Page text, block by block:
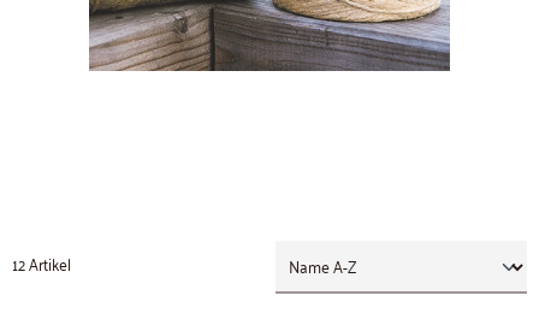
12 Artikel